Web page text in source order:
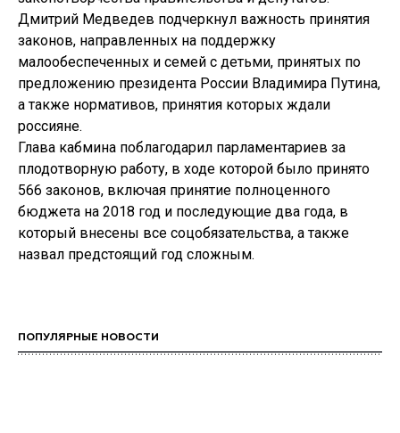
Дмитрий Медведев подчеркнул важность принятия
законов, направленных на поддержку
малообеспеченных и семей с детьми, принятых по
предложению президента России Владимира Путина,
а также нормативов, принятия которых ждали
россияне.
Глава кабмина поблагодарил парламентариев за
плодотворную работу, в ходе которой было принято
566 законов, включая принятие полноценного
бюджета на 2018 год и последующие два года, в
который внесены все соцобязательства, а также
назвал предстоящий год сложным.
ПОПУЛЯРНЫЕ НОВОСТИ